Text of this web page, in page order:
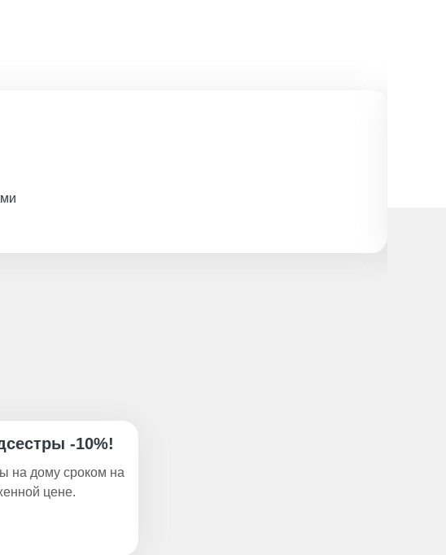
-10%!
на дому сроком на
цене.